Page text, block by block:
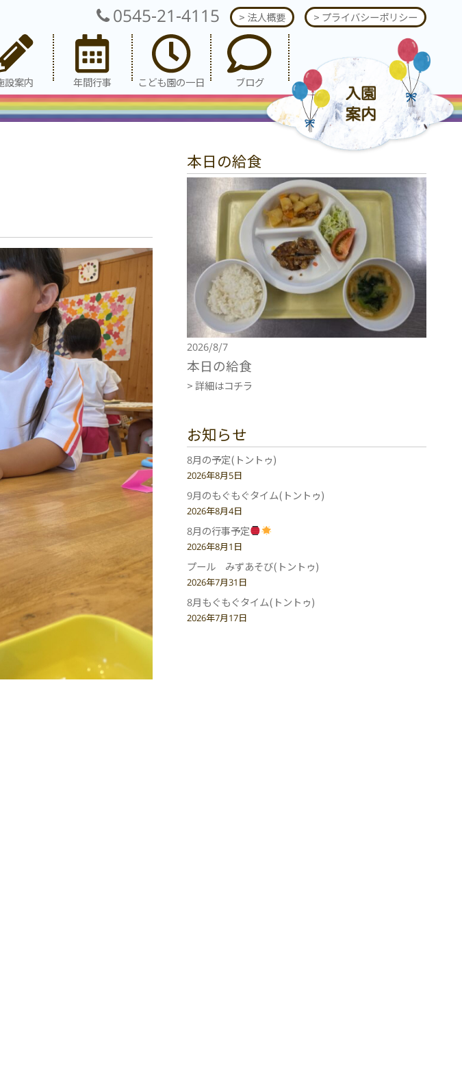
0545-21-4115 > 法人概要 > プライバシーポリシー
設案内 年間行事 こども園の一日 ブログ
本日の給食
2026/8/7
本日の給食
> 詳細はコチラ
お知らせ
8月の予定(トントゥ)
2026年8月5日
9月のもぐもぐタイム(トントゥ)
2026年8月4日
8月の行事予定
2026年8月1日
プール みずあそび(トントゥ)
2026年7月31日
8月もぐもぐタイム(トントゥ)
2026年7月17日